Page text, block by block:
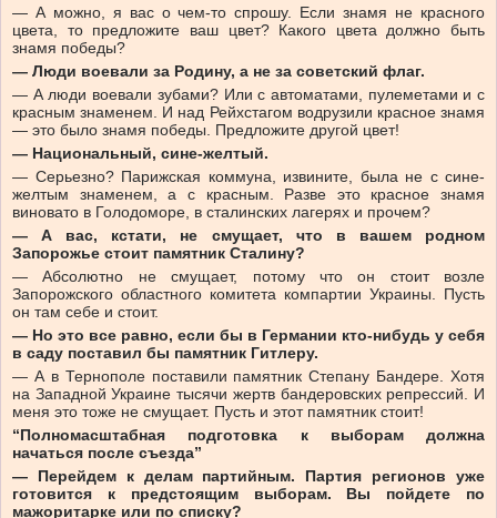
— А можно, я вас о чем-то спрошу. Если знамя не красного
цвета, то предложите ваш цвет? Какого цвета должно быть
знамя победы?
— Люди воевали за Родину, а не за советский флаг.
— А люди воевали зубами? Или с автоматами, пулеметами и с
красным знаменем. И над Рейхстагом водрузили красное знамя
— это было знамя победы. Предложите другой цвет!
— Национальный, сине-желтый.
— Серьезно? Парижская коммуна, извините, была не с сине-
желтым знаменем, а с красным. Разве это красное знамя
виновато в Голодоморе, в сталинских лагерях и прочем?
— А вас, кстати, не смущает, что в вашем родном
Запорожье стоит памятник Сталину?
— Абсолютно не смущает, потому что он стоит возле
Запорожского областного комитета компартии Украины. Пусть
он там себе и стоит.
— Но это все равно, если бы в Германии кто-нибудь у себя
в саду поставил бы памятник Гитлеру.
— А в Тернополе поставили памятник Степану Бандере. Хотя
на Западной Украине тысячи жертв бандеровских репрессий. И
меня это тоже не смущает. Пусть и этот памятник стоит!
“Полномасштабная подготовка к выборам должна
начаться после съезда”
— Перейдем к делам партийным. Партия регионов уже
готовится к предстоящим выборам. Вы пойдете по
мажоритарке или по списку?